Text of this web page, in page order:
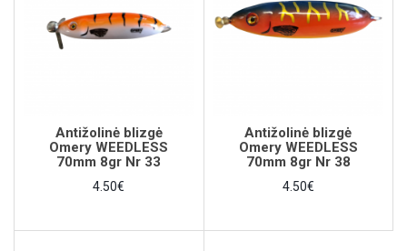
Antižolinė blizgė
Omery WEEDLESS
70mm 8gr Nr 33
4.50€
Antižolinė blizgė
Omery WEEDLESS
70mm 8gr Nr 38
4.50€